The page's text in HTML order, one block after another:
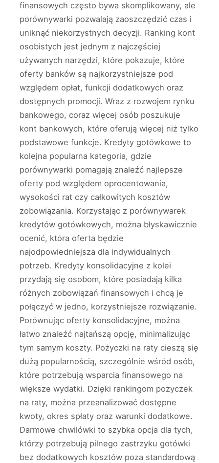
finansowych często bywa skomplikowany, ale
porównywarki pozwalają zaoszczędzić czas i
uniknąć niekorzystnych decyzji. Ranking kont
osobistych jest jednym z najczęściej
używanych narzędzi, które pokazuje, które
oferty banków są najkorzystniejsze pod
względem opłat, funkcji dodatkowych oraz
dostępnych promocji. Wraz z rozwojem rynku
bankowego, coraz więcej osób poszukuje
kont bankowych, które oferują więcej niż tylko
podstawowe funkcje. Kredyty gotówkowe to
kolejna popularna kategoria, gdzie
porównywarki pomagają znaleźć najlepsze
oferty pod względem oprocentowania,
wysokości rat czy całkowitych kosztów
zobowiązania. Korzystając z porównywarek
kredytów gotówkowych, można błyskawicznie
ocenić, która oferta będzie
najodpowiedniejsza dla indywidualnych
potrzeb. Kredyty konsolidacyjne z kolei
przydają się osobom, które posiadają kilka
różnych zobowiązań finansowych i chcą je
połączyć w jedno, korzystniejsze rozwiązanie.
Porównując oferty konsolidacyjne, można
łatwo znaleźć najtańszą opcję, minimalizując
tym samym koszty. Pożyczki na raty cieszą się
dużą popularnością, szczególnie wśród osób,
które potrzebują wsparcia finansowego na
większe wydatki. Dzięki rankingom pożyczek
na raty, można przeanalizować dostępne
kwoty, okres spłaty oraz warunki dodatkowe.
Darmowe chwilówki to szybka opcja dla tych,
którzy potrzebują pilnego zastrzyku gotówki
bez dodatkowych kosztów poza standardową